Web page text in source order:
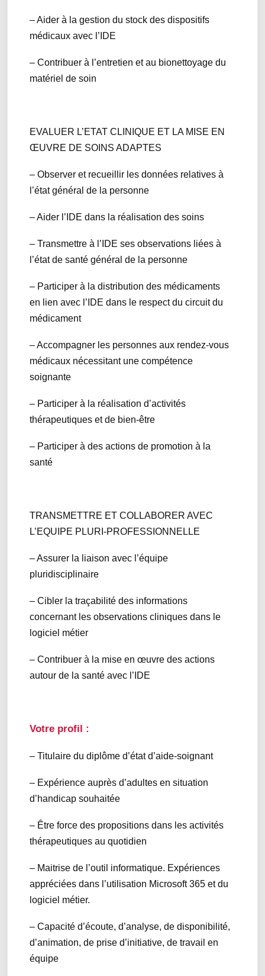
– Aider à la gestion du stock des dispositifs
médicaux avec l’IDE
– Contribuer à l’entretien et au bionettoyage du
matériel de soin
EVALUER L’ETAT CLINIQUE ET LA MISE EN
ŒUVRE DE SOINS ADAPTES
– Observer et recueillir les données relatives à
l’état général de la personne
– Aider l’IDE dans la réalisation des soins
– Transmettre à l’IDE ses observations liées à
l’état de santé général de la personne
– Participer à la distribution des médicaments
en lien avec l’IDE dans le respect du circuit du
médicament
– Accompagner les personnes aux rendez-vous
médicaux nécessitant une compétence
soignante
– Participer à la réalisation d’activités
thérapeutiques et de bien-être
– Participer à des actions de promotion à la
santé
TRANSMETTRE ET COLLABORER AVEC
L’EQUIPE PLURI-PROFESSIONNELLE
– Assurer la liaison avec l’équipe
pluridisciplinaire
– Cibler la traçabilité des informations
concernant les observations cliniques dans le
logiciel métier
– Contribuer à la mise en œuvre des actions
autour de la santé avec l’IDE
Votre profil :
– Titulaire du diplôme d’état d’aide-soignant
– Expérience auprès d’adultes en situation
d’handicap souhaitée
– Être force des propositions dans les activités
thérapeutiques au quotidien
– Maitrise de l’outil informatique. Expériences
appréciées dans l’utilisation Microsoft 365 et du
logiciel métier.
– Capacité d’écoute, d’analyse, de disponibilité,
d’animation, de prise d’initiative, de travail en
équipe